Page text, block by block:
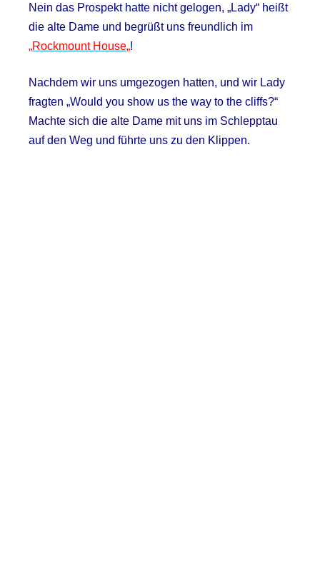
Nein das Prospekt hatte nicht gelogen, „Lady“ heißt
die alte Dame und begrüßt uns freundlich im
„Rockmount House„!
Nachdem wir uns umgezogen hatten, und wir Lady
fragten „Would you show us the way to the cliffs?“
Machte sich die alte Dame mit uns im Schlepptau
auf den Weg und führte uns zu den Klippen.